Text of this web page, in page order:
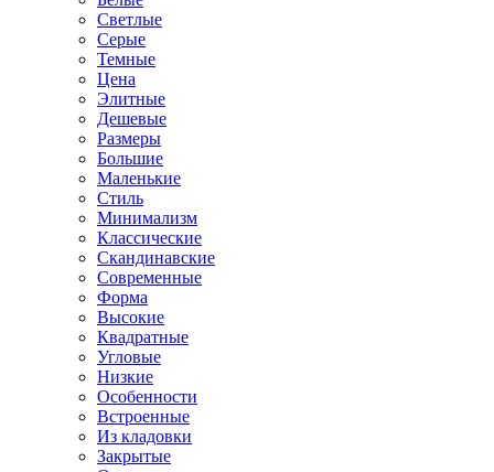
Светлые
Серые
Темные
Цена
Элитные
Дешевые
Размеры
Большие
Маленькие
Стиль
Минимализм
Классические
Скандинавские
Современные
Форма
Высокие
Квадратные
Угловые
Низкие
Особенности
Встроенные
Из кладовки
Закрытые